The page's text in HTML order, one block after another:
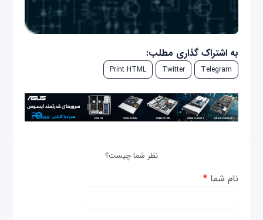
به اشتراک گذاری مطلب:
Telegram
Twitter
Print HTML
نظر شما چیست؟
نام شما*